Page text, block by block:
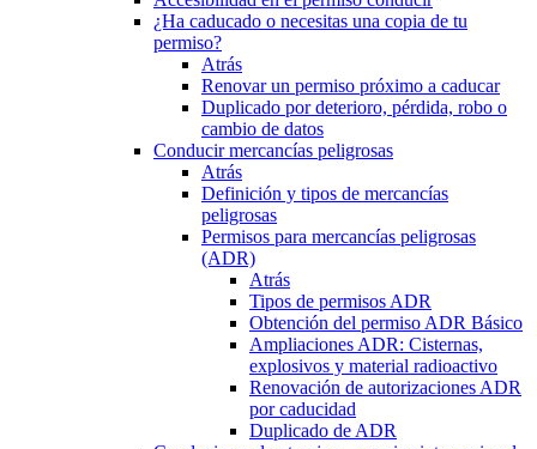
¿Ha caducado o necesitas una copia de tu
permiso?
Atrás
Renovar un permiso próximo a caducar
Duplicado por deterioro, pérdida, robo o
cambio de datos
Conducir mercancías peligrosas
Atrás
Definición y tipos de mercancías
peligrosas
Permisos para mercancías peligrosas
(ADR)
Atrás
Tipos de permisos ADR
Obtención del permiso ADR Básico
Ampliaciones ADR: Cisternas,
explosivos y material radioactivo
Renovación de autorizaciones ADR
por caducidad
Duplicado de ADR